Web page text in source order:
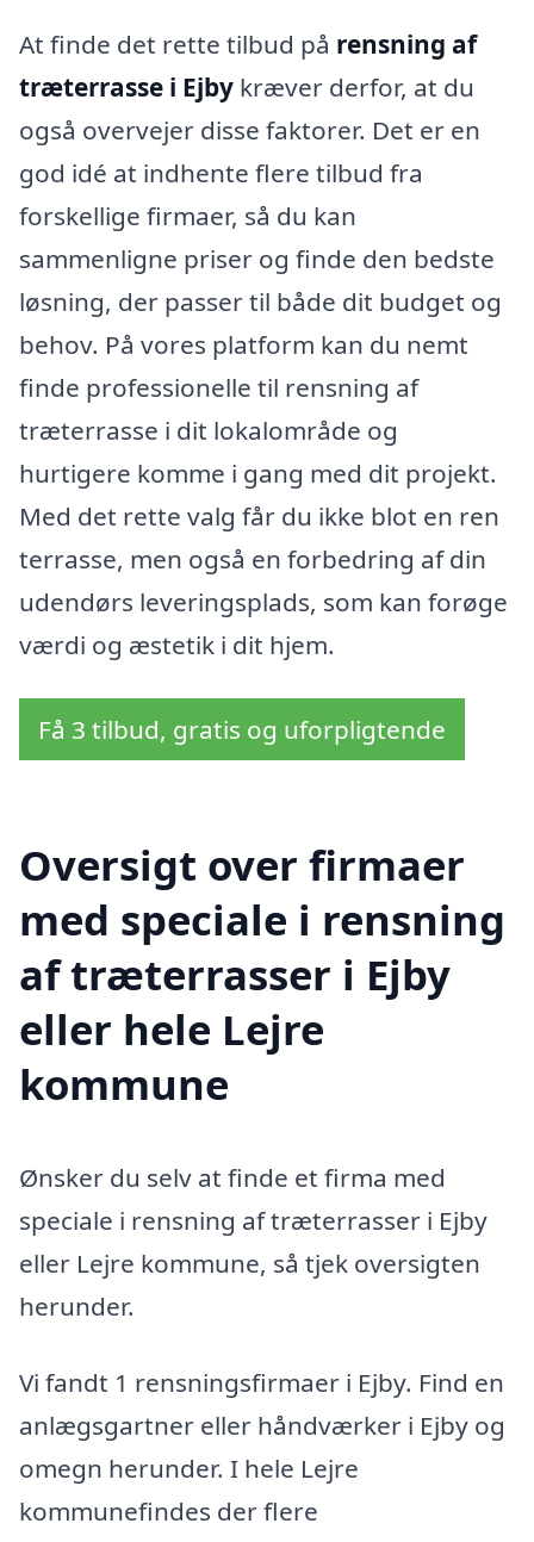
At finde det rette tilbud på rensning af
træterrasse i Ejby kræver derfor, at du
også overvejer disse faktorer. Det er en
god idé at indhente flere tilbud fra
forskellige firmaer, så du kan
sammenligne priser og finde den bedste
løsning, der passer til både dit budget og
behov. På vores platform kan du nemt
finde professionelle til rensning af
træterrasse i dit lokalområde og
hurtigere komme i gang med dit projekt.
Med det rette valg får du ikke blot en ren
terrasse, men også en forbedring af din
udendørs leveringsplads, som kan forøge
værdi og æstetik i dit hjem.
Få 3 tilbud, gratis og uforpligtende
Oversigt over firmaer
med speciale i rensning
af træterrasser i Ejby
eller hele Lejre
kommune
Ønsker du selv at finde et firma med
speciale i rensning af træterrasser i Ejby
eller Lejre kommune, så tjek oversigten
herunder.
Vi fandt 1 rensningsfirmaer i Ejby. Find en
anlægsgartner eller håndværker i Ejby og
omegn herunder. I hele Lejre
kommunefindes der flere